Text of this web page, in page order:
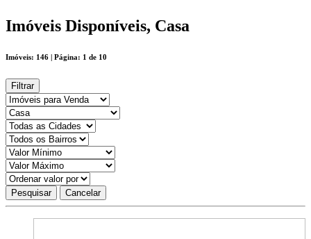
Imóveis Disponíveis, Casa
Imóveis: 146 | Página: 1 de 10
Filtrar
Pesquisar Cancelar